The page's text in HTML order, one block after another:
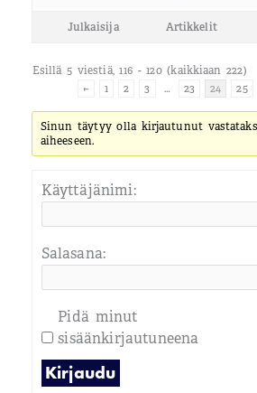
Julkaisija Artikkelit
Esillä 5 viestiä, 116 - 120 (kaikkiaan 222)
←
1 2 3 … 23 24 25
Sinun täytyy olla kirjautunut
aiheeseen.
Käyttäjänimi:
Salasana:
Pidä minut
sisäänkirjautuneena
Kirjaudu